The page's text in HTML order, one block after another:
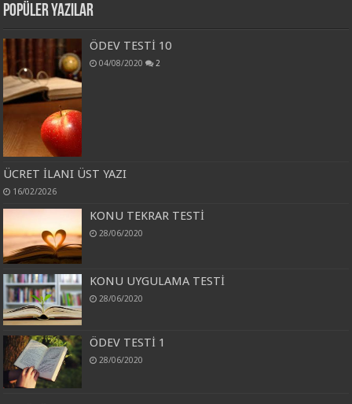
Popüler Yazılar
ÖDEV TESTİ 10
04/08/2020 2
ÜCRET İLANI ÜST YAZI
16/02/2026
KONU TEKRAR TESTİ
28/06/2020
KONU UYGULAMA TESTİ
28/06/2020
ÖDEV TESTİ 1
28/06/2020